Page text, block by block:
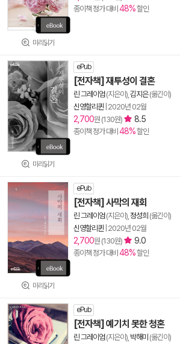
미리읽기
종이책 정가 대비 48%할인
미리읽기
ePub
[전자책] 재투성이 결혼
린 그레이엄 (지은이), 김지은(옮긴이)
신영할리퀸 2020년 02월
2,700원 (130원) 8.5
종이책 정가 대비 48%할인
미리읽기
ePub
[전자책] 사막의 재회
린 그레이엄 (지은이), 정성희 (옮긴이)
신영할리퀸 2020년 02월
2,700원 (130원) 9.0
종이책 정가 대비 48%할인
ePub
[전자책] 예기치 못한 청혼
린 그레이엄 (지은이), 박해미 (옮긴이)